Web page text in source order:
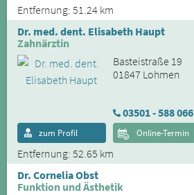
Entfernung: 51.24 km
Dr. med. dent. Elisabeth Haupt
Zahnärztin
Basteistraße 19
01847 Lohmen
03501 - 588 066
Entfernung: 52.65 km
zum Profil Online-Termin
Dr. Cornelia Obst
Funktion und Ästhetik